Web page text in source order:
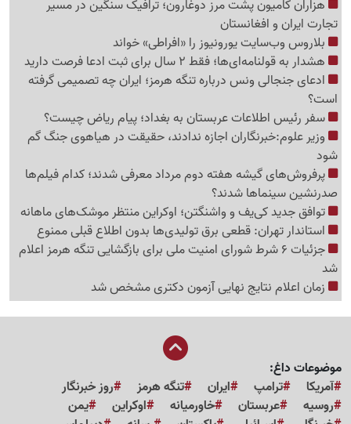
هزاران کامیون پشت مرز دوغارون؛ ترافیک سنگین در مسیر
تجارت ایران و افغانستان
بلاروس وب‌سایت یورونیوز را «افراطی» خواند
هشدار به قولنامه‌ای‌ها؛ فقط 2 سال برای ثبت ادعا فرصت دارید
ادعای جنجالی ونس درباره تنگه هرمز؛ ایران چه تصمیمی گرفته
است؟
سفر رئیس اطلاعات عربستان به بغداد؛ پیام ریاض چیست؟
وزیر علوم:خبرنگاران اجازه ندادند، حقیقت در هیاهوی جنگ گم
شود
پرفروش‌های گیشه هفته دوم مرداد معرفی شدند؛ کدام فیلم‌ها
صدرنشین سینماها شدند؟
توافق جدید کی‌یف و واشنگتن؛ اوکراین منتظر موشک‌های ماهانه
استاندار تهران: قطعی برق تولیدی‌ها بدون اطلاع قبلی ممنوع
جزئیات 6 شرط شورای امنیت ملی برای بازگشایی تنگه هرمز اعلام
شد
زمان اعلام نتایج نهایی آزمون دکتری مشخص شد
موضوعات داغ:
آمریکا
ترامپ ایران تنگه هرمز
روز خبرنگار
روسیه
عربستان خاورمیانه اوکراین
یمن